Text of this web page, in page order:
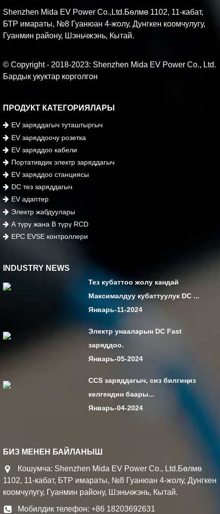
Shenzhen Mida EV Power Co.,Ltd.Бөлмө 1102, 11-кабат,
БТР имараты, №8 Гуанюан 4-жолу, Дунгкен коомчулугу,
Гуанмин району, Шэньчжэнь, Кытай.
© Copyright - 2018-2023: Shenzhen Mida EV Power Co., Ltd.
Бардык укуктар корголгон
ПРОДУКТ КАТЕГОРИЯЛАРЫ
EV заряддагыч туташтыргыч
EV заряддоочу розетка
EV заряддоо кабели
Портативдик электр заряддагыч
EV заряддоо станциясы
DC тез заряддагыч
EV адаптер
Электр жабдуулары
А түрү жана В түрү RCD
EPC EVSE контроллери
INDUSTRY NEWS
Тез кубаттоо жолу кандай
Максималдуу кубаттуулук DC ...
Январь-11-2024
Электр унааларын DC Fast
заряддоо.
Январь-05-2024
CCS заряддагыч, сиз билгиңиз
келгендин баары...
Январь-04-2024
БИЗ МЕНЕН БАЙЛАНЫШ
Кошумча: Shenzhen Mida EV Power Co., Ltd.Бөлмө
1102, 11-кабат, БТР имараты, №8 Гуанюан 4-жолу, Дунгкен
коомчулугу, Гуанмин району, Шэньчжэнь, Кытай.
Мобилдик телефон: +86 18203692631